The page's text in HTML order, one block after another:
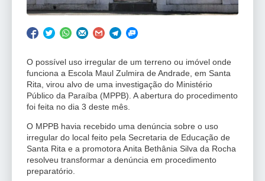
O possível uso irregular de um terreno ou imóvel onde
funciona a Escola Maul Zulmira de Andrade, em Santa
Rita, virou alvo de uma investigação do Ministério
Público da Paraíba (MPPB). A abertura do procedimento
foi feita no dia 3 deste mês.
O MPPB havia recebido uma denúncia sobre o uso
irregular do local feito pela Secretaria de Educação de
Santa Rita e a promotora Anita Bethânia Silva da Rocha
resolveu transformar a denúncia em procedimento
preparatório.